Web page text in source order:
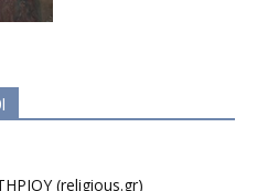
(religious.gr)